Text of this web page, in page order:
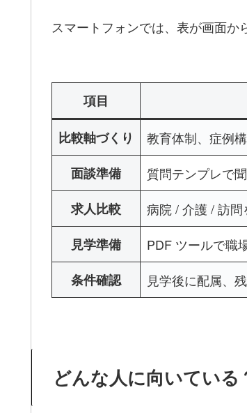
スマートフォンでは、表が画面か
項目
比較軸づくり 教育体制、症例
面談準備
質問テンプレで
求人比較
病院 / 介護 / 訪
見学準備
PDF ツールで職
条件確認
見学後に配属、
どんな人に向いている